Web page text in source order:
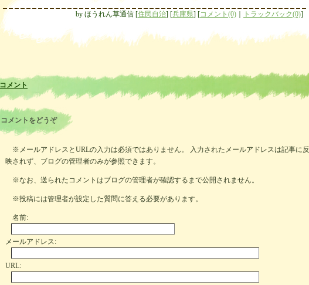
by ほうれん草通信 [住民自治] [兵庫県] [コメント(0) トラックバック(0)]
コメント
コメントをどうぞ
※メールアドレスとURLの入力は必須ではありません。 入力されたメールアドレスは記事に反
映されず、ブログの管理者のみが参照できます。
※なお、送られたコメントはブログの管理者が確認するまで公開されません。
※投稿には管理者が設定した質問に答える必要があります。
名前:
メールアドレス:
URL: